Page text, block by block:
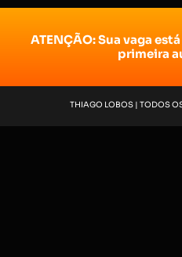
ATENÇÃO: Sua vaga
primeira
THIAGO LOBOS | TODOS